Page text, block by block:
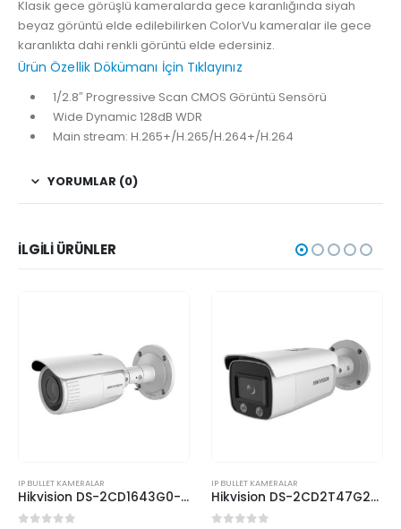
Klasik gece görüşlü kameralarda gece karanlığında siyah
beyaz görüntü elde edilebilirken ColorVu kameralar ile gece
karanlıkta dahi renkli görüntü elde edersiniz.
Ürün Özellik Dökümanı İçin Tıklayınız
1/2.8″ Progressive Scan CMOS Görüntü Sensörü
Wide Dynamic 128dB WDR
Main stream: H.265+/H.265/H.264+/H.264
YORUMLAR (0)
İLGILI ÜRÜNLER
IP BULLET KAMERALAR
Hikvision DS-2CD1643G0-IZ 4MP Motorize Lensli IR Bullet Kamera
IP BULLET KAMERALAR
Hikvision DS-2CD2T47G2-L 4MP ColorVu IP Bullet Kamera